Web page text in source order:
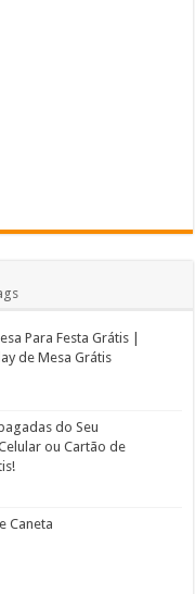
Para Festa Grátis |
de Mesa Grátis
do Seu
ou Cartão de
Caneta